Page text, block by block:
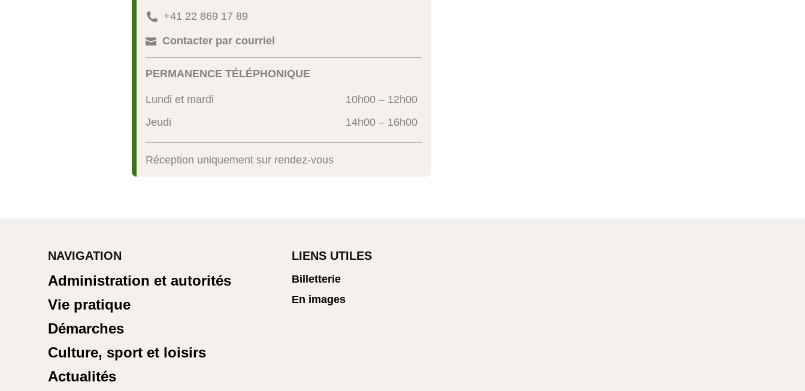
 +41 22 869 17 89
 Contacter par courriel
PERMANENCE TÉLÉPHONIQUE
Lundi et mardi
10h00 – 12h00
Jeudi
14h00 – 16h00
Réception uniquement sur rendez-vous
NAVIGATION
Administration et autorités
Vie pratique
Démarches
Culture, sport et loisirs
Actualités
LIENS UTILES
Billetterie
En images